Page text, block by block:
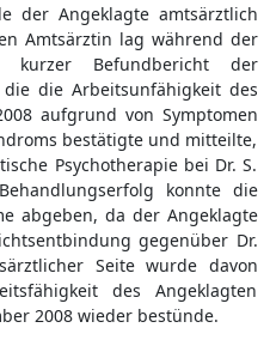
der Angeklagte amtsärztlich
Amtsärztin lag während der
kurzer Befundbericht der
die Arbeitsunfähigkeit des
aufgrund von Symptomen
bestätigte und mitteilte,
Psychotherapie bei Dr. S.
konnte die
abgeben, da der Angeklagte
gegenüber Dr.
Seite wurde davon
des Angeklagten
2008 wieder bestünde.